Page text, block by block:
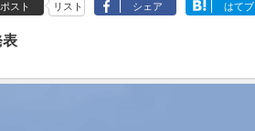
ポスト リスト シェア はてブ
表